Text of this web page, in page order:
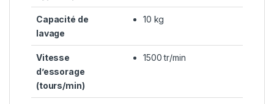
Capacité de
lavage
10 kg
Vitesse
d’essorage
(tours/min)
1500 tr/min